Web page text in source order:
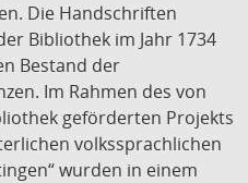
Die Handschriften
Bibliothek im Jahr 1734
Bestand der
Im Rahmen des von
geförderten Projekts
volkssprachlichen
wurden in einem